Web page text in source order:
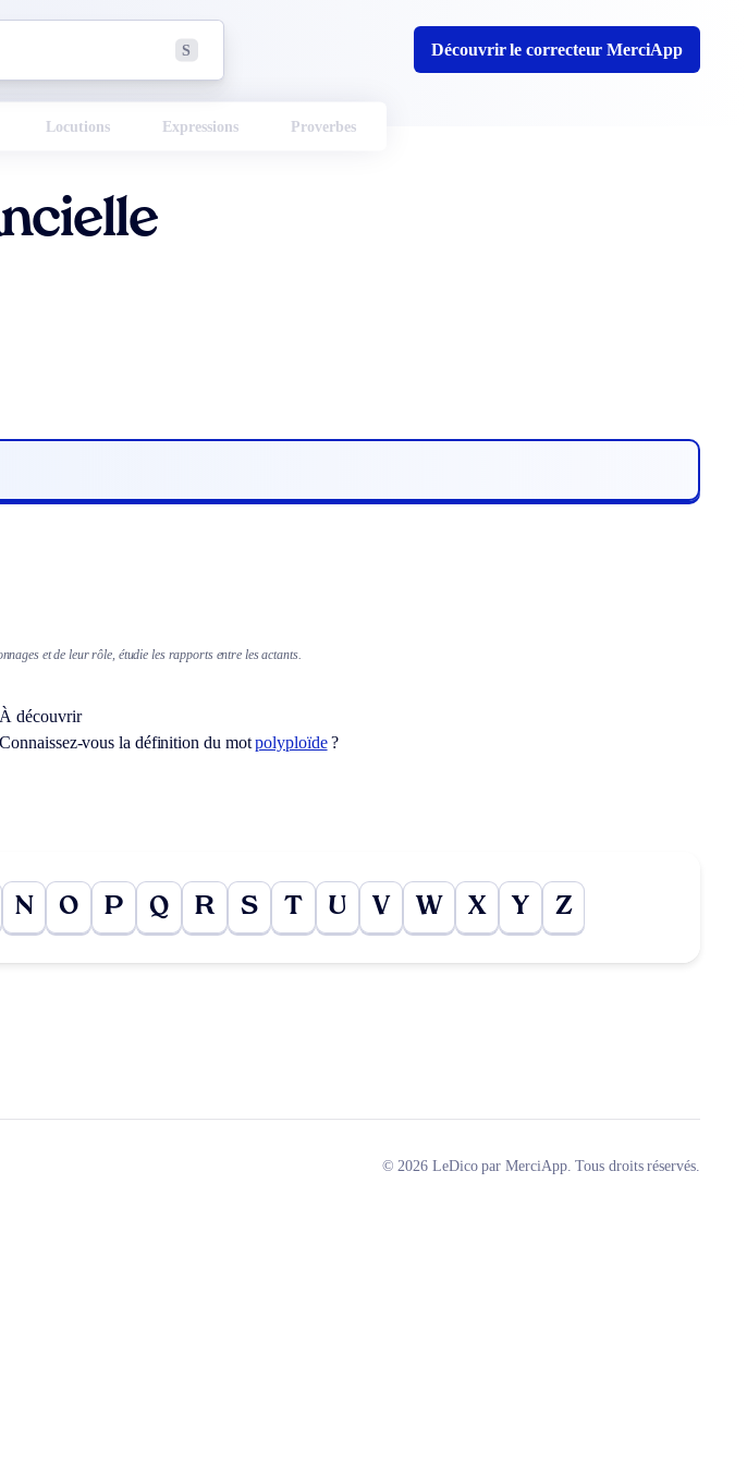
S Découvrir le correcteur MerciApp
Locutions Expressions Proverbes
et de leur rôle, étudie les rapports entre les actants.
À découvrir
Connaissez-vous la définition du motpolyploïde?
N O P Q R S T U V W X Y Z
© 2026 LeDico par MerciApp. Tous droits réservés.